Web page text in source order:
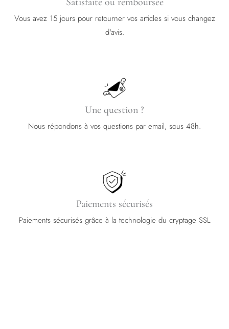
Vous avez 15 jours pour retourner vos articles si vous changez
d'avis.
Une question ?
Nous répondons à vos questions par email, sous 48h.
Paiements sécurisés
Paiements sécurisés grâce à la technologie du cryptage SSL